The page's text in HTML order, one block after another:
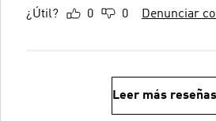
¿Útil? 0 0 Denunciar
Leer más reseñas